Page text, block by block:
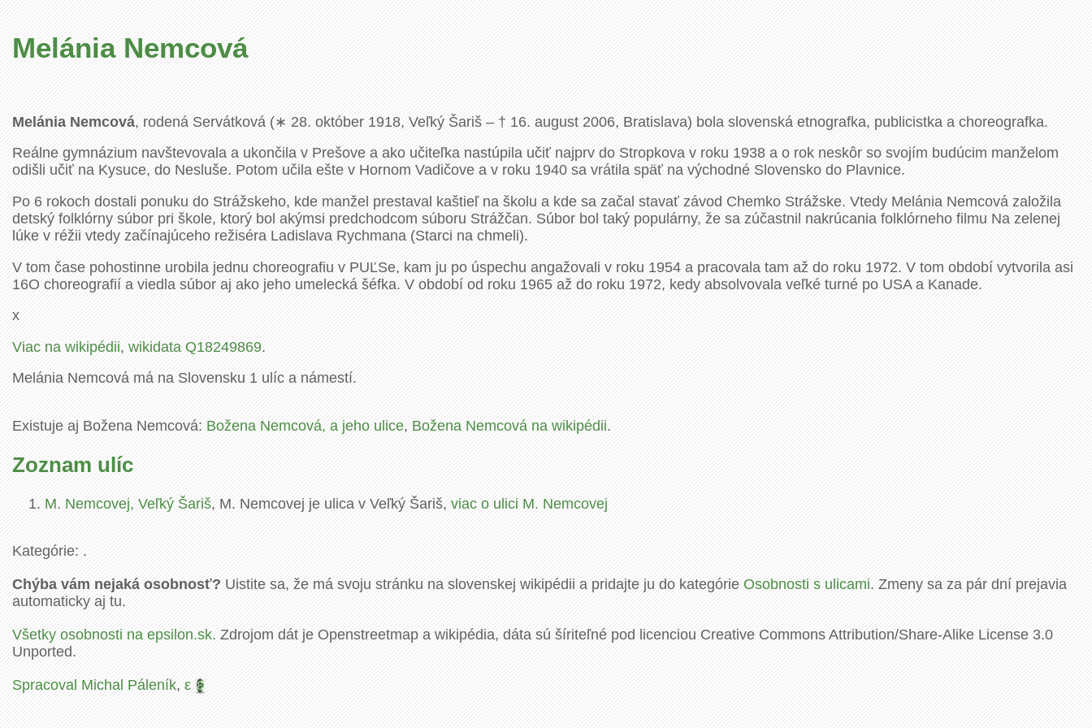
Melánia Nemcová
Melánia Nemcová, rodená Servátková (∗ 28. október 1918, Veľký Šariš – † 16. august 2006, Bratislava) bola slovenská etnografka, publicistka a choreografka.
Reálne gymnázium navštevovala a ukončila v Prešove a ako učiteľka nastúpila učiť najprv do Stropkova v roku 1938 a o rok neskôr so svojím budúcim manželom
odišli učiť na Kysuce, do Nesluše. Potom učila ešte v Hornom Vadičove a v roku 1940 sa vrátila späť na východné Slovensko do Plavnice.
Po 6 rokoch dostali ponuku do Strážskeho, kde manžel prestaval kaštieľ na školu a kde sa začal stavať závod Chemko Strážske. Vtedy Melánia Nemcová založila
detský folklórny súbor pri škole, ktorý bol akýmsi predchodcom súboru Strážčan. Súbor bol taký populárny, že sa zúčastnil nakrúcania folklórneho filmu Na zelenej
lúke v réžii vtedy začínajúceho režiséra Ladislava Rychmana (Starci na chmeli).
V tom čase pohostinne urobila jednu choreografiu v PUĽSe, kam ju po úspechu angažovali v roku 1954 a pracovala tam až do roku 1972. V tom období vytvorila asi
16O choreografií a viedla súbor aj ako jeho umelecká šéfka. V období od roku 1965 až do roku 1972, kedy absolvovala veľké turné po USA a Kanade.
x
Viac na wikipédii,wikidata Q18249869.
Melánia Nemcová má na Slovensku 1 ulíc a námestí.
Existuje aj Božena Nemcová:Božena Nemcová, a jeho ulice,Božena Nemcová na wikipédii.
Zoznam ulíc
M. Nemcovej, Veľký Šariš, M. Nemcovej je ulica v Veľký Šariš,viac o ulici M. Nemcovej
Kategórie: .
Chýba vám nejaká osobnosť?Uistite sa, že má svoju stránku na slovenskej wikipédii a pridajte ju do kategórieOsobnosti s ulicami. Zmeny sa za pár dní prejavia
automaticky aj tu.
Všetky osobnosti na epsilon.sk.Zdrojom dát je Openstreetmap a wikipédia, dáta sú šíriteľné pod licenciou Creative Commons Attribution/Share-Alike License 3.0
Unported.
Spracoval Michal Páleník,ε